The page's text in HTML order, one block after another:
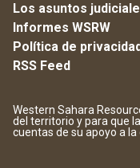
Los asuntos
Informes WSRW
Política de privacidad
RSS Feed
Western Sahara
del territorio y para que
cuentas de su apoyo a la